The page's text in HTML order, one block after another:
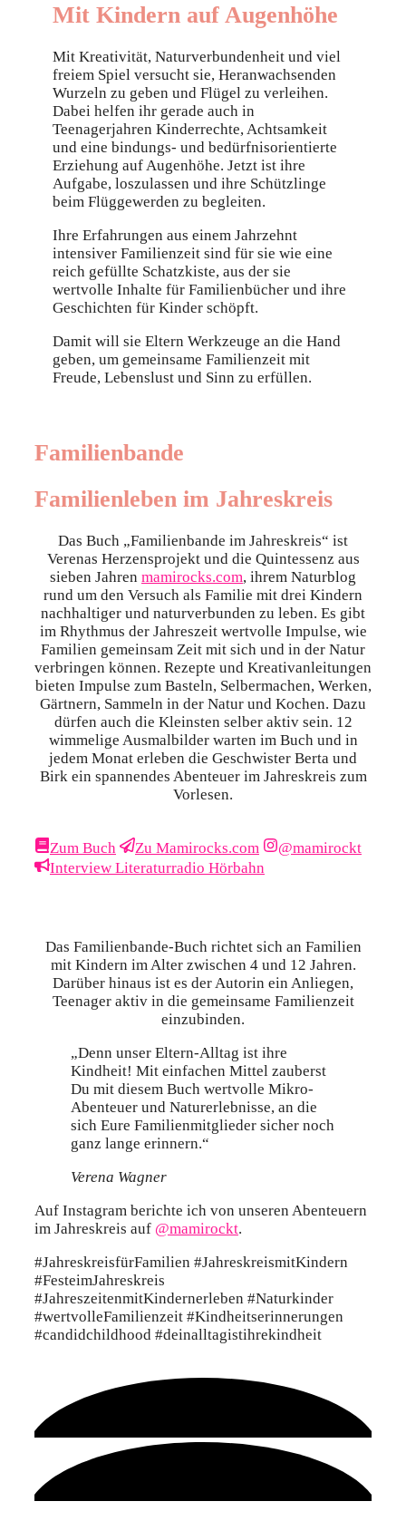
Mit Kindern auf Augenhöhe
Mit Kreativität, Naturverbundenheit und viel
freiem Spiel versucht sie, Heranwachsenden
Wurzeln zu geben und Flügel zu verleihen.
Dabei helfen ihr gerade auch in
Teenagerjahren Kinderrechte, Achtsamkeit
und eine bindungs- und bedürfnisorientierte
Erziehung auf Augenhöhe. Jetzt ist ihre
Aufgabe, loszulassen und ihre Schützlinge
beim Flüggewerden zu begleiten.
Ihre Erfahrungen aus einem Jahrzehnt
intensiver Familienzeit sind für sie wie eine
reich gefüllte Schatzkiste, aus der sie
wertvolle Inhalte für Familienbücher und ihre
Geschichten für Kinder schöpft.
Damit will sie Eltern Werkzeuge an die Hand
geben, um gemeinsame Familienzeit mit
Freude, Lebenslust und Sinn zu erfüllen.
Familienbande
Familienleben im Jahreskreis
Das Buch „Familienbande im Jahreskreis“ ist
Verenas Herzensprojekt und die Quintessenz aus
sieben Jahren mamirocks.com, ihrem Naturblog
rund um den Versuch als Familie mit drei Kindern
nachhaltiger und naturverbunden zu leben. Es gibt
im Rhythmus der Jahreszeit wertvolle Impulse, wie
Familien gemeinsam Zeit mit sich und in der Natur
verbringen können. Rezepte und Kreativanleitungen
bieten Impulse zum Basteln, Selbermachen, Werken,
Gärtnern, Sammeln in der Natur und Kochen. Dazu
dürfen auch die Kleinsten selber aktiv sein. 12
wimmelige Ausmalbilder warten im Buch und in
jedem Monat erleben die Geschwister Berta und
Birk ein spannendes Abenteuer im Jahreskreis zum
Vorlesen.
Zum Buch Zu Mamirocks.com
@mamirockt
Interview Literaturradio Hörbahn
Das Familienbande-Buch richtet sich an Familien
mit Kindern im Alter zwischen 4 und 12 Jahren.
Darüber hinaus ist es der Autorin ein Anliegen,
Teenager aktiv in die gemeinsame Familienzeit
einzubinden.
„Denn unser Eltern-Alltag ist ihre
Kindheit! Mit einfachen Mittel zauberst
Du mit diesem Buch wertvolle Mikro-
Abenteuer und Naturerlebnisse, an die
sich Eure Familienmitglieder sicher noch
ganz lange erinnern.“
Verena Wagner
Auf Instagram berichte ich von unseren Abenteuern
im Jahreskreis auf @mamirockt.
#JahreskreisfürFamilien #JahreskreismitKindern
#FesteimJahreskreis
#JahreszeitenmitKindernerleben #Naturkinder
#wertvolleFamilienzeit #Kindheitserinnerungen
#candidchildhood #deinalltagistihrekindheit